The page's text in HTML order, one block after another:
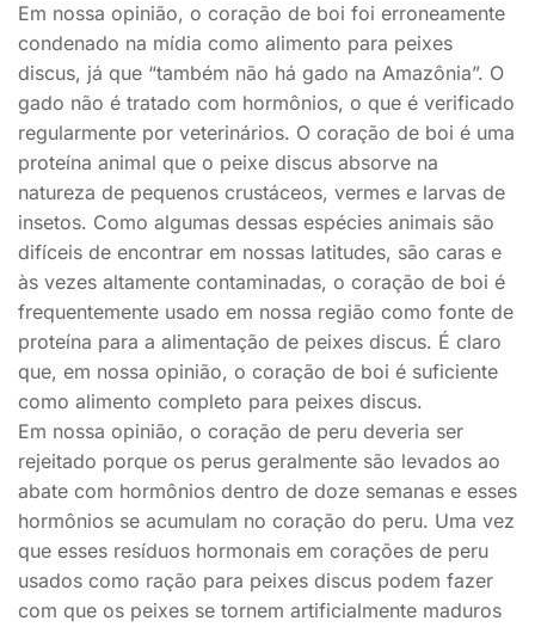
Em nossa opinião, o coração de boi foi erroneamente
condenado na mídia como alimento para peixes
discus, já que “também não há gado na Amazônia”. O
gado não é tratado com hormônios, o que é verificado
regularmente por veterinários. O coração de boi é uma
proteína animal que o peixe discus absorve na
natureza de pequenos crustáceos, vermes e larvas de
insetos. Como algumas dessas espécies animais são
difíceis de encontrar em nossas latitudes, são caras e
às vezes altamente contaminadas, o coração de boi é
frequentemente usado em nossa região como fonte de
proteína para a alimentação de peixes discus. É claro
que, em nossa opinião, o coração de boi é suficiente
como alimento completo para peixes discus.
Em nossa opinião, o coração de peru deveria ser
rejeitado porque os perus geralmente são levados ao
abate com hormônios dentro de doze semanas e esses
hormônios se acumulam no coração do peru. Uma vez
que esses resíduos hormonais em corações de peru
usados ​​como ração para peixes discus podem fazer
com que os peixes se tornem artificialmente maduros